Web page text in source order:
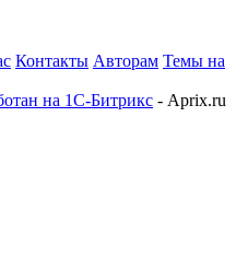
Контакты Авторам Темы на
на 1С-Битрикс - Aprix.ru